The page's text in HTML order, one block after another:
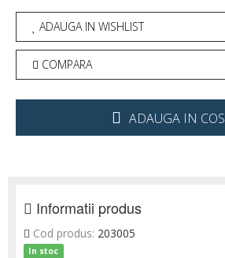
ADAUGA IN WISHLIST
COMPARA
ADAUGA IN COS
Informatii produs
Cod produs: 203005
In stoc